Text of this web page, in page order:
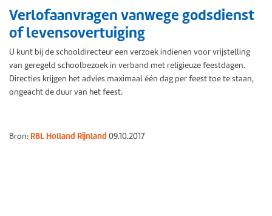
Verlofaanvragen vanwege godsdienst
of levensovertuiging
U kunt bij de schooldirecteur een verzoek indienen voor vrijstelling
van geregeld schoolbezoek in verband met religieuze feestdagen.
Directies krijgen het advies maximaal één dag per feest toe te staan,
ongeacht de duur van het feest.
Bron: RBL Holland Rijnland 09.10.2017